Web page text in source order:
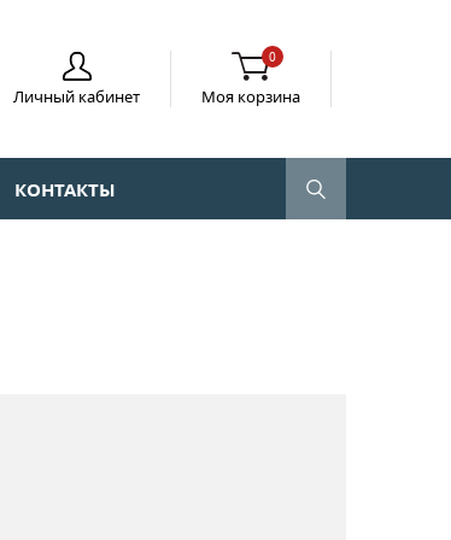
Личный кабинет
0
Моя корзина
КОНТАКТЫ